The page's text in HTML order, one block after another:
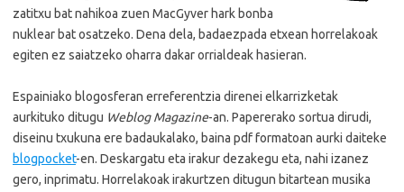
zatitxu bat nahikoa zuen MacGyver hark bonba
nuklear bat osatzeko. Dena dela, badaezpada etxean horrelakoak
egiten ez saiatzeko oharra dakar orrialdeak hasieran.
Espainiako blogosferan erreferentzia direnei elkarrizketak
aurkituko ditugu Weblog Magazine-an. Papererako sortua dirudi,
diseinu txukuna ere badaukalako, baina pdf formatoan aurki daiteke
blogpocket-en. Deskargatu eta irakur dezakegu eta, nahi izanez
gero, inprimatu. Horrelakoak irakurtzen ditugun bitartean musika